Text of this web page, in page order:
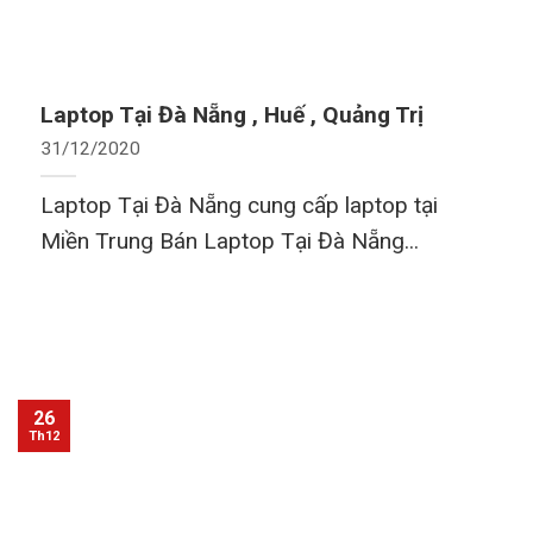
Laptop Tại Đà Nẵng , Huế , Quảng Trị
31/12/2020
Laptop Tại Đà Nẵng cung cấp laptop tại
Miền Trung Bán Laptop Tại Đà Nẵng...
26
Th12